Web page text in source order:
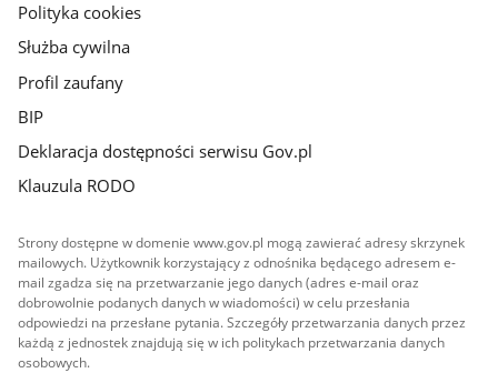
Polityka cookies
Służba cywilna
Profil zaufany
BIP
Deklaracja dostępności serwisu Gov.pl
Klauzula RODO
Strony dostępne w domenie www.gov.pl mogą zawierać adresy skrzynek
mailowych. Użytkownik korzystający z odnośnika będącego adresem e-
mail zgadza się na przetwarzanie jego danych (adres e-mail oraz
dobrowolnie podanych danych w wiadomości) w celu przesłania
odpowiedzi na przesłane pytania. Szczegóły przetwarzania danych przez
każdą z jednostek znajdują się w ich politykach przetwarzania danych
osobowych.